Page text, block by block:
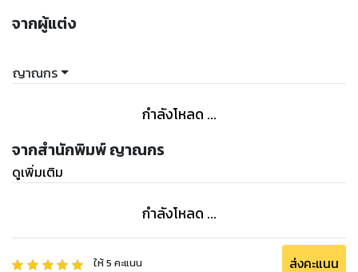
จากผู้แต่ง
ญาณกร
กำลังโหลด ...
จากสำนักพิมพ์ ญาณกร
ดูเพิ่มเติม
กำลังโหลด ...
ให้5 คะแนน ส่งคะแนน